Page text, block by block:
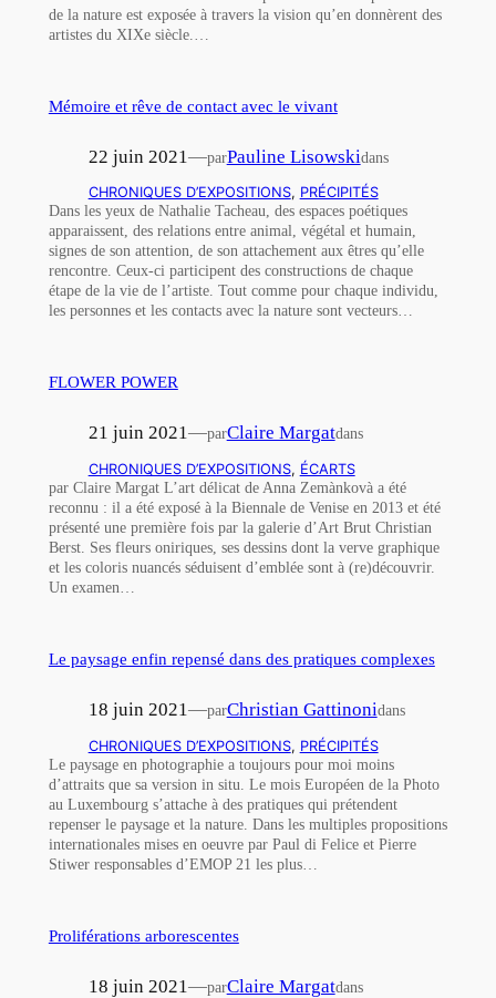
de la nature est exposée à travers la vision qu’en donnèrent des
artistes du XIXe siècle.…
Mémoire et rêve de contact avec le vivant
22 juin 2021—parPauline Lisowskidans
CHRONIQUES D’EXPOSITIONS, PRÉCIPITÉS
Dans les yeux de Nathalie Tacheau, des espaces poétiques
apparaissent, des relations entre animal, végétal et humain,
signes de son attention, de son attachement aux êtres qu’elle
rencontre. Ceux-ci participent des constructions de chaque
étape de la vie de l’artiste. Tout comme pour chaque individu,
les personnes et les contacts avec la nature sont vecteurs…
FLOWER POWER
21 juin 2021—parClaire Margatdans
CHRONIQUES D’EXPOSITIONS, ÉCARTS
par Claire Margat L’art délicat de Anna Zemànkovà a été
reconnu : il a été exposé à la Biennale de Venise en 2013 et été
présenté une première fois par la galerie d’Art Brut Christian
Berst. Ses fleurs oniriques, ses dessins dont la verve graphique
et les coloris nuancés séduisent d’emblée sont à (re)découvrir.
Un examen…
Le paysage enfin repensé dans des pratiques complexes
18 juin 2021—parChristian Gattinonidans
CHRONIQUES D’EXPOSITIONS, PRÉCIPITÉS
Le paysage en photographie a toujours pour moi moins
d’attraits que sa version in situ. Le mois Européen de la Photo
au Luxembourg s’attache à des pratiques qui prétendent
repenser le paysage et la nature. Dans les multiples propositions
internationales mises en oeuvre par Paul di Felice et Pierre
Stiwer responsables d’EMOP 21 les plus…
Proliférations arborescentes
18 juin 2021—parClaire Margatdans